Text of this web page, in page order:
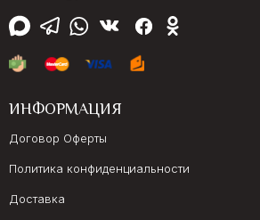
ИНФОРМАЦИЯ
Договор Оферты
Политика конфиденциальности
Доставка